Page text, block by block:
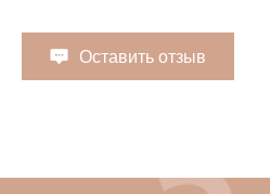
Оставить отзыв